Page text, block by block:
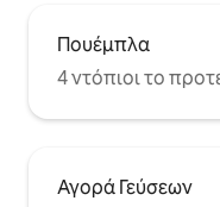
Πουέμπλα
4 ντόπιοι το
Αγορά Γεύσεων